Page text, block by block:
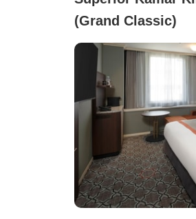
(Grand Classic)